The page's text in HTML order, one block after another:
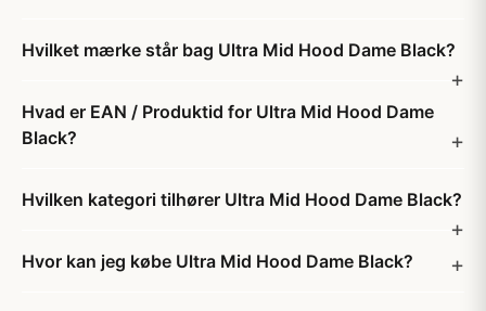
Hvilket mærke står bag Ultra Mid Hood Dame Black?
Hvad er EAN / Produktid for Ultra Mid Hood Dame
Black?
Hvilken kategori tilhører Ultra Mid Hood Dame Black?
Hvor kan jeg købe Ultra Mid Hood Dame Black?